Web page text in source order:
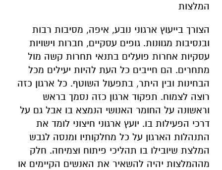
המלצות
הצורך בייעוץ ארגוני נובע, איפה, מסיבות רבות
ובנסיבות מגוונות. גופים עסקיים, חברות וישויות
עסקיות אחרות פועלים בתנאי תחרות קשה מול
מתחרים. הם חייבים כל העת להיות יעילים מכל
הבחינות ובין היתר, בתפעול השוטף. כל ארגון כזה
רוצה לצמוח. תפקוד ארגון כזה נסמך בראש
וראשונה על החומר האנושי הנמצא בו אבל גם על
דרכי הפעילות בו. יועץ ארגוני חיצוני לומד את
התנהלות הארגון על כל מחלקותיו ומנסה לגבש
המלצת שיובילו בו תהליכי פיתוח וצמיחה. חלק
מההמלצות יהיה להשאיר את האנשים הקיימים או